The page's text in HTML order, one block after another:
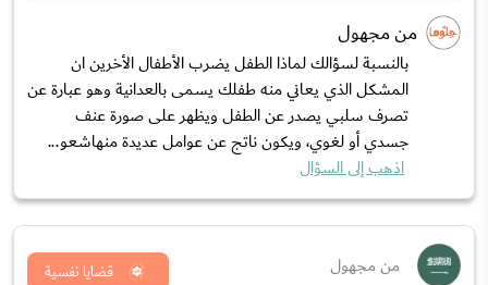
من مجهول
بالنسبة لسؤالك لماذا الطفل يضرب الأطفال الأخرين ان
المشكل الذي يعاني منه طفلك يسمى بالعدانية وهو عبارة عن
تصرف سلبي يصدر عن الطفل ويظهر على صورة عنف
جسدي أو لغوي، ويكون ناتج عن عوامل عديدة منهاشعو...
اذهب إلى السؤال
من مجهول قضايا نفسية